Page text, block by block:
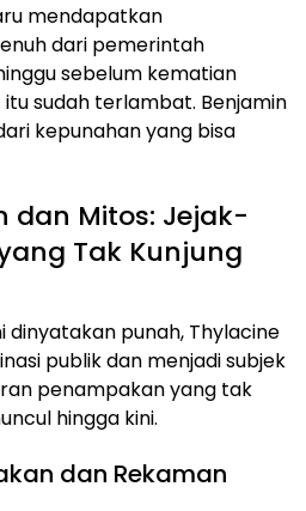
mendapatkan
dari pemerintah
sebelum kematian
itu sudah terlambat. Benjamin
kepunahan yang bisa
dan Mitos: Jejak-
Tak Kunjung
dinyatakan punah, Thylacine
publik dan menjadi subjek
penampakan yang tak
hingga kini.
dan Rekaman